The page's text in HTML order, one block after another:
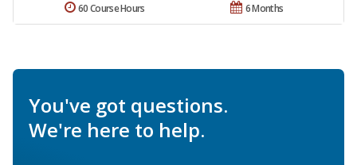
6 Months
60 Course Hours
You've got questions.
We're here to help.